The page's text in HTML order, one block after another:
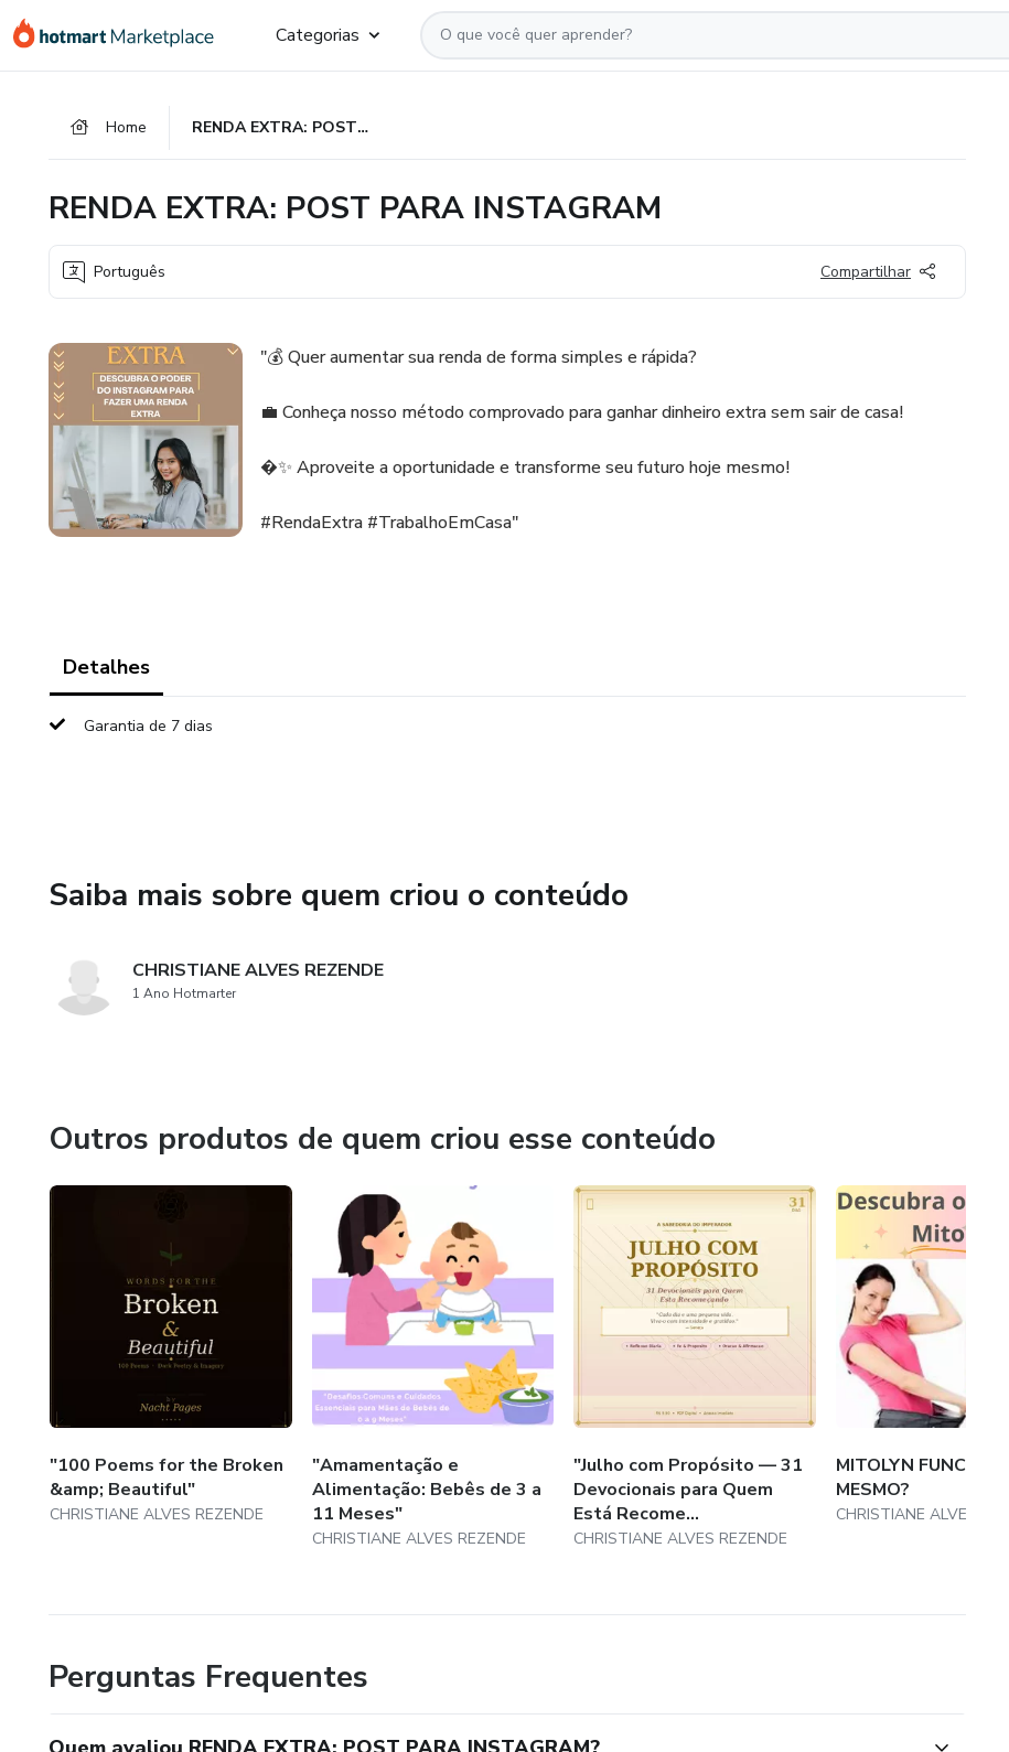
para
para
para
Categorias
Home RENDA EXTRA: POST PARA INSTAGRAM
RENDA EXTRA: POST PARA INSTAGRAM
Português Compartilhar
"💰 Quer aumentar sua renda de forma simples e rápida?
💼 Conheça nosso método comprovado para ganhar dinheiro extra sem sair de casa!
�✨ Aproveite a oportunidade e transforme seu futuro hoje mesmo!
#RendaExtra #TrabalhoEmCasa"
Detalhes
Garantia de 7 dias
Saiba mais sobre quem criou o conteúdo
CHRISTIANE ALVES REZENDE
1 Ano Hotmarter
Outros produtos de quem criou esse conteúdo
"100 Poems for the Broken
&amp; Beautiful"
CHRISTIANE ALVES REZENDE
"Amamentação e
Alimentação: Bebês de 3 a
11 Meses"
CHRISTIANE ALVES REZENDE
"Julho com Propósito — 31
Devocionais para Quem
Está Recome...
CHRISTIANE ALVES REZENDE
MITOLYN FUNCIONA
MESMO?
CHRISTIANE ALVES
Perguntas Frequentes